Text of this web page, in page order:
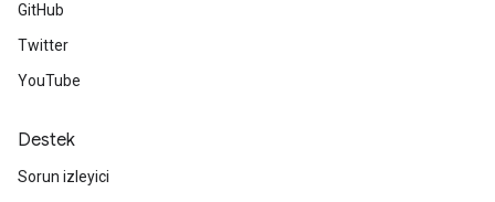
GitHub
Twitter
YouTube
Destek
Sorun izleyici